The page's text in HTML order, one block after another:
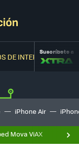
DE INTERNETSuscríbete a
iPhone Air
Mova ViAX